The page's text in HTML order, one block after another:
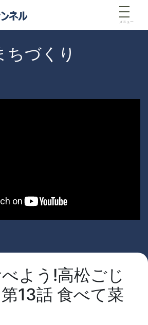
メニュー
ちづくり
よう!高松ごじ
13話 食べて菜